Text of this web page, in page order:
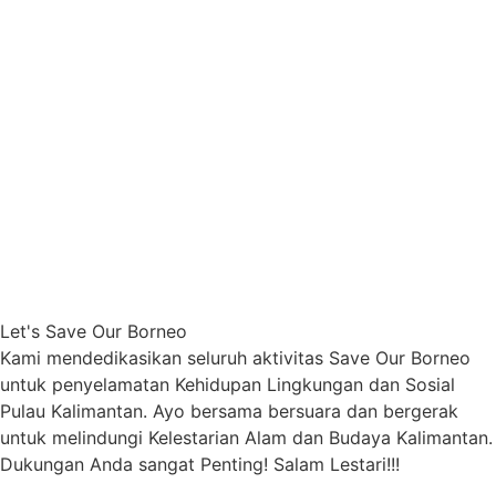
Let's Save Our Borneo
Kami mendedikasikan seluruh aktivitas Save Our Borneo
untuk penyelamatan Kehidupan Lingkungan dan Sosial
Pulau Kalimantan. Ayo bersama bersuara dan bergerak
untuk melindungi Kelestarian Alam dan Budaya Kalimantan.
Dukungan Anda sangat Penting! Salam Lestari!!!